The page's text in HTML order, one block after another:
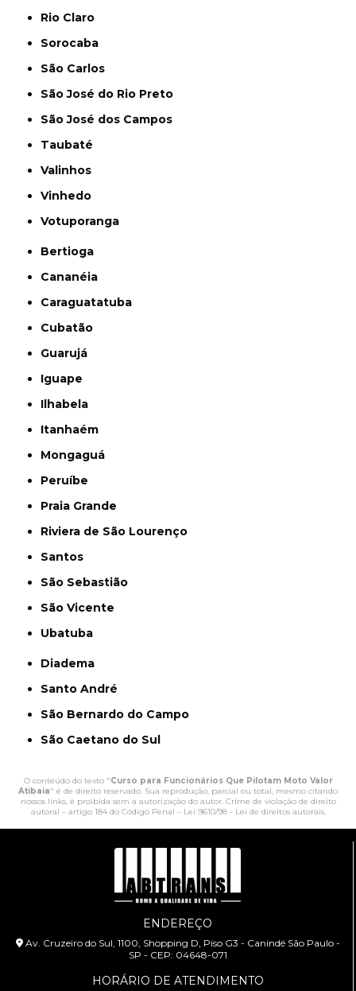
Rio Claro
Sorocaba
São Carlos
São José do Rio Preto
São José dos Campos
Taubaté
Valinhos
Vinhedo
Votuporanga
Bertioga
Cananéia
Caraguatatuba
Cubatão
Guarujá
Iguape
Ilhabela
Itanhaém
Mongaguá
Peruíbe
Praia Grande
Riviera de São Lourenço
Santos
São Sebastião
São Vicente
Ubatuba
Diadema
Santo André
São Bernardo do Campo
São Caetano do Sul
O conteúdo do texto "Curso para Funcionários Que Pilotam Moto Valor
Atibaia" é de direito reservado. Sua reprodução, parcial ou total, mesmo citando
nossos links, é proibida sem a autorização do autor. Crime de violação de direito
autoral – artigo 184 do Código Penal – Lei 9610/98 - Lei de direitos autorais.
ENDEREÇO
Av. Cruzeiro do Sul, 1100, Shopping D, Piso G3 - Canindé São Paulo -
SP - CEP: 04648-071
HORÁRIO DE ATENDIMENTO